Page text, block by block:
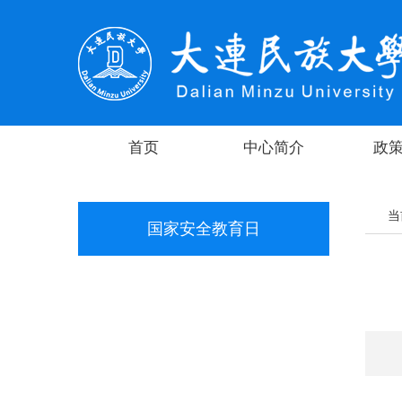
首页 中心简介 政
国家安全教育日